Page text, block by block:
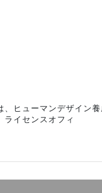
ヒューマンデザイン
イセンスオフィ